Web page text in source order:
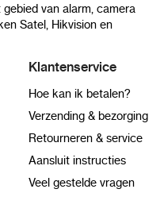
van alarm, camera
Satel, Hikvision en
Klantenservice
Hoe kan ik betalen?
Verzending & bezorging
Retourneren & service
Aansluit instructies
Veel gestelde vragen